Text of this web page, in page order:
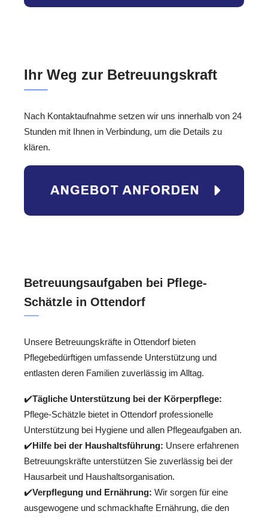
Ihr Weg zur Betreuungskraft
Nach Kontaktaufnahme setzen wir uns innerhalb von 24
Stunden mit Ihnen in Verbindung, um die Details zu
klären.
Betreuungsaufgaben bei Pflege-
Schätzle in Ottendorf
Unsere Betreuungskräfte in Ottendorf bieten
Pflegebedürftigen umfassende Unterstützung und
entlasten deren Familien zuverlässig im Alltag.
✔️Tägliche Unterstützung bei der Körperpflege:
Pflege-Schätzle bietet in Ottendorf professionelle
Unterstützung bei Hygiene und allen Pflegeaufgaben an.
✔️Hilfe bei der Haushaltsführung: Unsere erfahrenen
Betreuungskräfte unterstützen Sie zuverlässig bei der
Hausarbeit und Haushaltsorganisation.
✔️Verpflegung und Ernährung: Wir sorgen für eine
ausgewogene und schmackhafte Ernährung, die den